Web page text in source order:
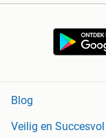
Blog
Veilig en Succesvol